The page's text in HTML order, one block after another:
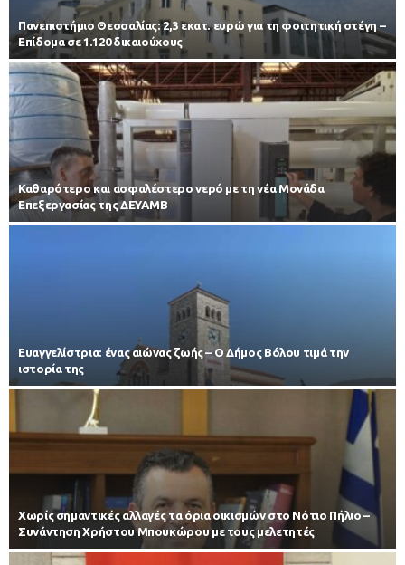
Πανεπιστήμιο Θεσσαλίας: 2,3 εκατ. ευρώ για τη φοιτητική στέγη –
Επίδομα σε 1.120 δικαιούχους
Καθαρότερο και ασφαλέστερο νερό με τη νέα Μονάδα
Επεξεργασίας της ΔΕΥΑΜΒ
Ευαγγελίστρια: ένας αιώνας ζωής – Ο Δήμος Βόλου τιμά την
ιστορία της
Χωρίς σημαντικές αλλαγές τα όρια οικισμών στο Νότιο Πήλιο –
Συνάντηση Χρήστου Μπουκώρου με τους μελετητές